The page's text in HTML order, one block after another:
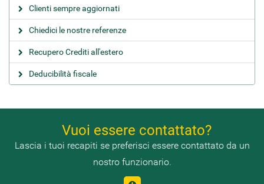
Clienti sempre aggiornati
Chiedici le nostre referenze
Recupero Crediti all'estero
Deducibilità fiscale
Vuoi essere contattato?
Lascia i tuoi recapiti se preferisci essere contattato da un
nostro funzionario.